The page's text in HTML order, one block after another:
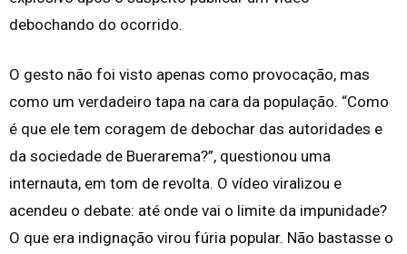
debochando do ocorrido.
O gesto não foi visto apenas como provocação, mas
como um verdadeiro tapa na cara da população. “Como
é que ele tem coragem de debochar das autoridades e
da sociedade de Buerarema?”, questionou uma
internauta, em tom de revolta. O vídeo viralizou e
acendeu o debate: até onde vai o limite da impunidade?
O que era indignação virou fúria popular. Não bastasse o